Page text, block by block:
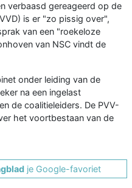
verbaasd gereageerd op de
is er "zo pissig over",
van een "roekeloze
van NSC vindt de
onder leiding van de
na een ingelast
de coalitieleiders. De PVV-
het voortbestaan van de
je Google-favoriet